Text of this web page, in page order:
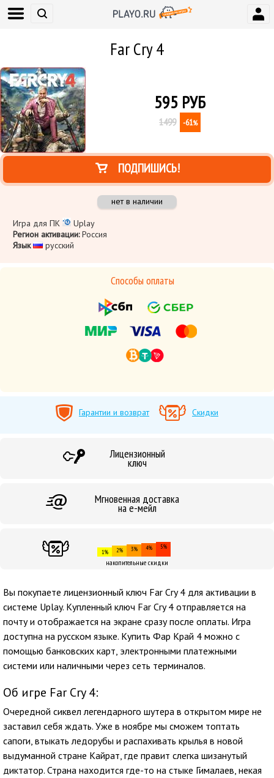
Far Cry 4
595 РУБ
1499 -61%
ПОДПИШИСЬ!
нет в наличии
Игра для ПК
Uplay
Регион активации:Россия
Язык
​ русский
Способы оплаты
Гарантии и возврат Скидки
Лицензионный
ключ
Мгновенная доставка
на е-мейл
1% 2% 3% 4% 5%
накопительные скидки
Вы покупаете лицензионный ключ Far Cry 4 для активации в
системе Uplay. Купленный ключ Far Cry 4 отправляется на
почту и отображается на экране сразу после оплаты. Игра
доступна на русском языке. Купить Фар Край 4 можно с
помощью банковских карт, электронными платежными
системи или наличными через сеть терминалов.
Об игре Far Cry 4:
Очередной сиквел легендарного шутера в открытом мире не
заставил себя ждать. Уже в ноябре мы сможем топтать
сапоги, втыкать ледорубы и распахивать крылья в новой
выдуманной стране Кайрат, где правит слегка шизанутый
диктатор. Страна находится где-то на стыке Гималаев, некая